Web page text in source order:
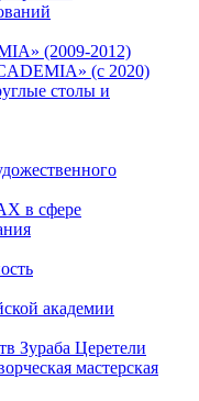
(2009-2012)
(с 2020)
столы и
в сфере
академии
Зураба Церетели
мастерская